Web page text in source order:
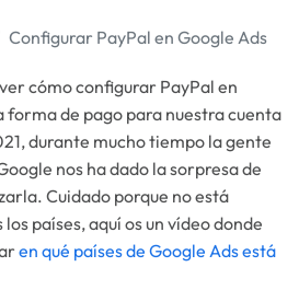
Configurar PayPal en Google Ads
cómo configurar PayPal en
forma de pago para nuestra cuenta
durante mucho tiempo la gente
nos ha dado la sorpresa de
Cuidado porque no está
países, aquí os un vídeo donde
en qué países de Google Ads está